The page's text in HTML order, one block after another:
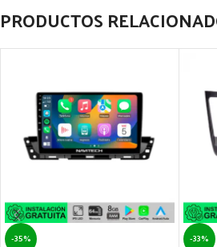
PRODUCTOS
-35% -33%